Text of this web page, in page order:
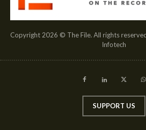
Copyright 2026 © The File. All rights
Infotech
SUPPORT US